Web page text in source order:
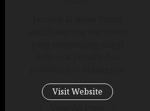
Visit Website